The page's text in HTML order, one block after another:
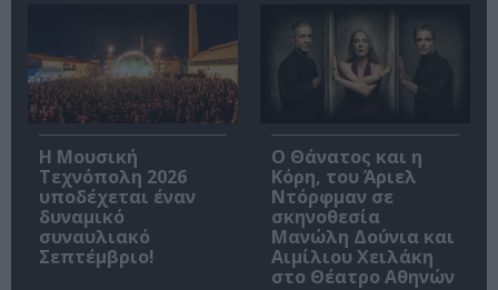
Η Μουσική
Τεχνόπολη 2026
υποδέχεται έναν
δυναμικό
συναυλιακό
Σεπτέμβριο!
Ο Θάνατος και η
Κόρη, του Άριελ
Ντόρφμαν σε
σκηνοθεσία
Μανώλη Δούνια και
Αιμίλιου Χειλάκη
στο Θέατρο Αθηνών